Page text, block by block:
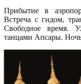
Прибытие в
Встреча с гидом,
Свободное время.
танцами Апсары.